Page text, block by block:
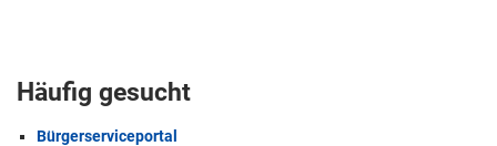
Häufig gesucht
Bürgerserviceportal